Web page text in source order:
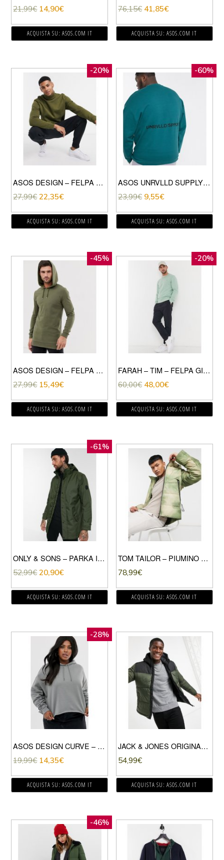
21,99€ 14,90€
ACQUISTA SU: ASOS.COM IT
76,15€ 41,85€
ACQUISTA SU: ASOS.COM IT
-20%
ASOS DESIGN – FELPA CON COLLO ALTO VERDE
27,99€ 22,35€
ACQUISTA SU: ASOS.COM IT
-60%
ASOS UNRVLLD SUPPLY PLUS – FELPA OVERSIZE VERDE CON SCRITTA
23,99€ 9,55€
ACQUISTA SU: ASOS.COM IT
-45%
ASOS DESIGN – FELPA CON CAPPUCCIO LUNGA ATTILLATA KAKI-VERDE
27,99€ 15,49€
ACQUISTA SU: ASOS.COM IT
-20%
FARAH – TIM – FELPA GIROCOLLO VERDE CHIARO CON LOGO
60,00€ 48,00€
ACQUISTA SU: ASOS.COM IT
-61%
ONLY & SONS – PARKA IMBOTTITO VERDE CON CAPPUCCIO RIMOVIBILE
52,99€ 20,90€
ACQUISTA SU: ASOS.COM IT
TOM TAILOR – PIUMINO PESANTE KAKI-VERDE
78,99€
ACQUISTA SU: ASOS.COM IT
-28%
ASOS DESIGN CURVE – FELPA CON CAPPUCCIO SQUADRATA SALVIA-VERDE
19,99€ 14,35€
ACQUISTA SU: ASOS.COM IT
JACK & JONES ORIGINALS – PIUMINO CON CAPPUCCIO VERDE
54,99€
ACQUISTA SU: ASOS.COM IT
-46%